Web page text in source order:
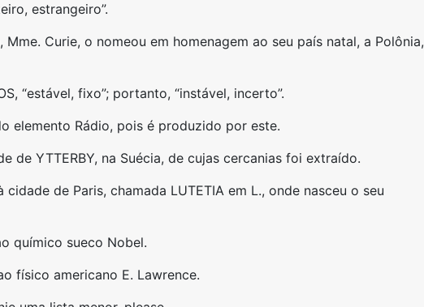
estrangeiro”.
Mme. Curie, o nomeou em homenagem ao seu país natal, a Polônia,
“estável, fixo”; portanto, “instável, incerto”.
elemento Rádio, pois é produzido por este.
de YTTERBY, na Suécia, de cujas cercanias foi extraído.
cidade de Paris, chamada LUTETIA em L., onde nasceu o seu
químico sueco Nobel.
físico americano E. Lawrence.